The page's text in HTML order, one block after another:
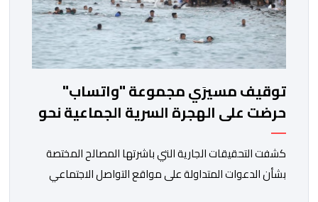
توقيف مسيرَي مجموعة "واتساب"
حرضت على الهجرة السرية الجماعية نحو
سبتة
كشفت التحقيقات الجارية التي باشرتها المصالح المختصة
بشأن الدعوات المتداولة على مواقع التواصل الاجتماعي